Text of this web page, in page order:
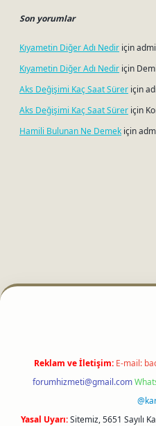
Son yorumlar
Kıyametin Diğer Adı Nedir için
Kıyametin Diğer Adı Nedir için
Aks Değişimi Kaç Saat Sürer için
Aks Değişimi Kaç Saat Sürer için
Hamili Bulunan Ne Demek için
Reklam ve İletişim: E-mail:
forumhizmeti@gmail.com
Yasal Uyarı:Sitemiz, 5651 Sayılı